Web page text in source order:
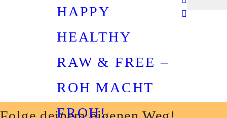
HAPPY
HEALTHY
RAW & FREE –
ROH MACHT
FROH!